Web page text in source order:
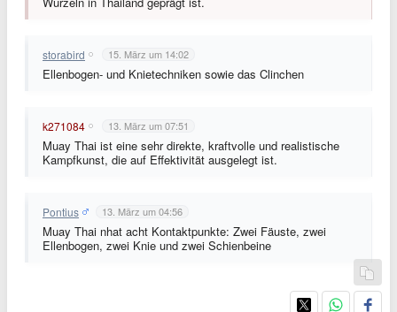
storabird 15. März um 14:02
Ellenbogen- und Knietechniken sowie das Clinchen
k271084 13. März um 07:51
Muay Thai ist eine sehr direkte, kraftvolle und realistische
Kampfkunst, die auf Effektivität ausgelegt ist.
Pontius 13. März um 04:56
Muay Thai nhat acht Kontaktpunkte: Zwei Fäuste, zwei
Ellenbogen, zwei Knie und zwei Schienbeine